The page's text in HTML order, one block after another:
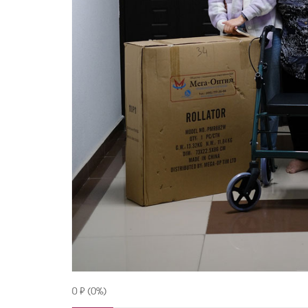
0 ₽ (0%)